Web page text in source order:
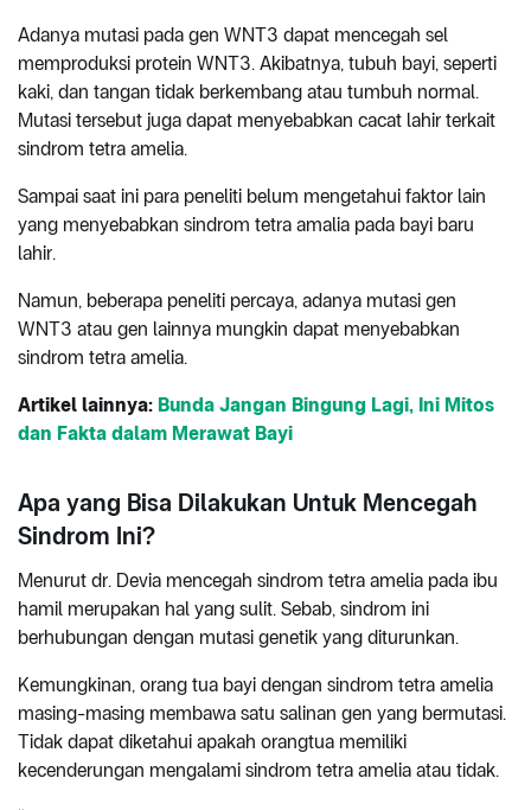
Adanya mutasi pada gen WNT3 dapat mencegah sel
memproduksi protein WNT3. Akibatnya, tubuh bayi, seperti
kaki, dan tangan tidak berkembang atau tumbuh normal.
Mutasi tersebut juga dapat menyebabkan cacat lahir terkait
sindrom tetra amelia.
Sampai saat ini para peneliti belum mengetahui faktor lain
yang menyebabkan sindrom tetra amalia pada bayi baru
lahir.
Namun, beberapa peneliti percaya, adanya mutasi gen
WNT3 atau gen lainnya mungkin dapat menyebabkan
sindrom tetra amelia.
Artikel lainnya: Bunda Jangan Bingung Lagi, Ini Mitos
dan Fakta dalam Merawat Bayi
Apa yang Bisa Dilakukan Untuk Mencegah
Sindrom Ini?
Menurut dr. Devia mencegah sindrom tetra amelia pada ibu
hamil merupakan hal yang sulit. Sebab, sindrom ini
berhubungan dengan mutasi genetik yang diturunkan.
Kemungkinan, orang tua bayi dengan sindrom tetra amelia
masing-masing membawa satu salinan gen yang bermutasi.
Tidak dapat diketahui apakah orangtua memiliki
kecenderungan mengalami sindrom tetra amelia atau tidak.